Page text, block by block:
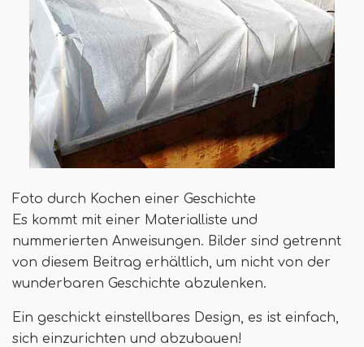
Foto durch Kochen einer Geschichte
Es kommt mit einer Materialliste und
nummerierten Anweisungen. Bilder sind getrennt
von diesem Beitrag erhältlich, um nicht von der
wunderbaren Geschichte abzulenken.
Ein geschickt einstellbares Design, es ist einfach,
sich einzurichten und abzubauen!